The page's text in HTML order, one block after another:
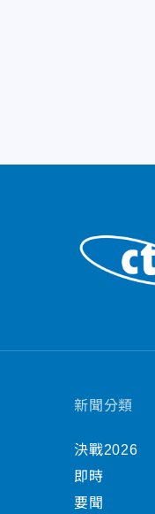
新聞分類
決戰2026
即時
要聞